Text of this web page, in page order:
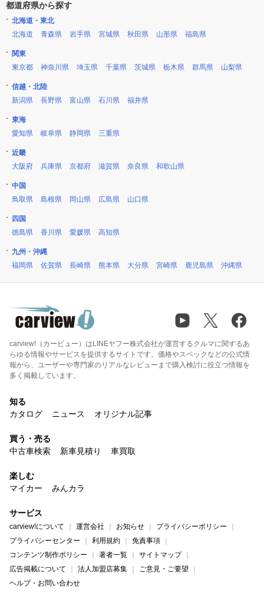
都道府県から探す
北海道・東北
北海道
青森県 岩手県 宮城県 秋田県 山形県 福島県
関東
東京都
神奈川県 埼玉県 千葉県 茨城県 栃木県 群馬県 山梨県
信越・北陸
新潟県
長野県 富山県 石川県 福井県
東海
愛知県
岐阜県 静岡県 三重県
近畿
大阪府
兵庫県 京都府 滋賀県 奈良県 和歌山県
中国
鳥取県
島根県 岡山県 広島県 山口県
四国
徳島県
香川県 愛媛県 高知県
九州・沖縄
福岡県
佐賀県 長崎県 熊本県 大分県 宮崎県 鹿児島県 沖縄県
carview!（カービュー）はLINEヤフー株式会社が運営するクルマに関するあ
らゆる情報やサービスを提供するサイトです。価格やスペックなどの公式情
報から、ユーザーや専門家のリアルなレビューまで購入検討に役立つ情報を
多く掲載しています。
知る
カタログ
ニュース オリジナル記事
買う・売る
中古車検索
新車見積り 車買取
楽しむ
マイカー
みんカラ
サービス
carview!について 運営会社 お知らせ
プライバシーポリシー
プライバシーセンター
利用規約
免責事項
コンテンツ制作ポリシー
著者一覧
サイトマップ
広告掲載について
法人加盟店募集
ご意見・ご要望
ヘルプ・お問い合わせ